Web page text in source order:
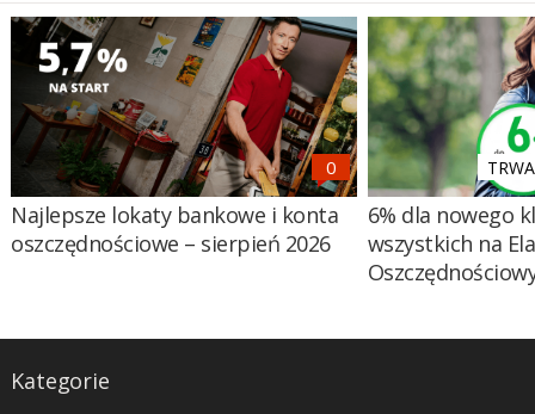
Najlepsze lokaty bankowe i konta
oszczędnościowe – sierpień 2026
6% dla nowego
wszystkich na
Kategorie